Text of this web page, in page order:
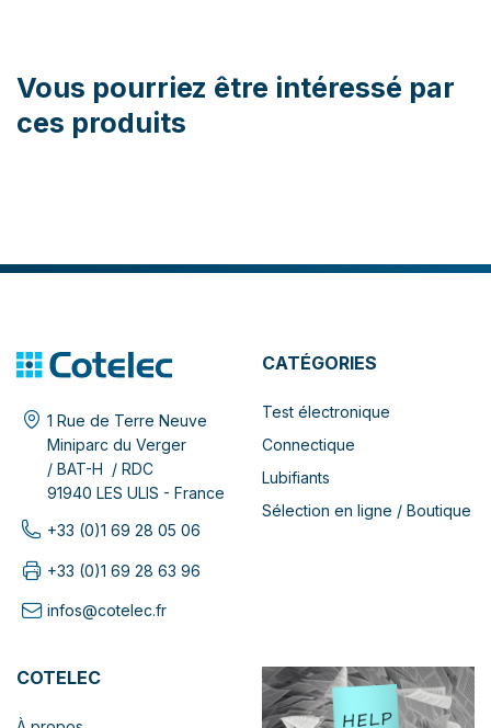
Vous pourriez être intéressé par
ces produits
1 Rue de Terre Neuve
Miniparc du Verger
/ BAT-H / RDC
91940 LES ULIS - France
+33 (0)1 69 28 05 06
+33 (0)1 69 28 63 96
infos@cotelec.fr
CATÉGORIES
Test électronique
Connectique
Lubifiants
Sélection en ligne / Boutique
COTELEC